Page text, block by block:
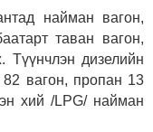
найман вагон,
таван вагон,
Түүнчлэн дизелийн
вагон, пропан 13
хий /LPG/ найман